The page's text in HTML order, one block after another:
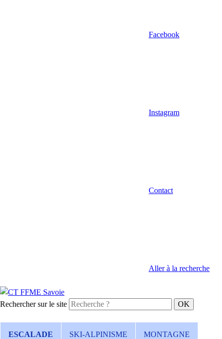
Facebook
Instagram
Contact
Aller à la recherche
Rechercher sur le site
ESCALADE SKI-ALPINISME MONTAGNE